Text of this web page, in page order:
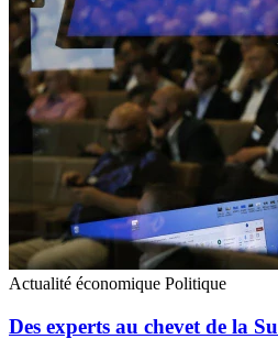
Actualité économique Politique
Des experts au chevet de la